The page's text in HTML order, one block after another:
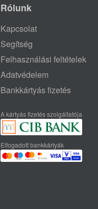
Rólunk
Kapcsolat
Segítség
Felhasználási feltételek
Adatvédelem
Bankkártyás fizetés
A kártyás fizetés szolgáltatója
Elfogadott bankkártyák